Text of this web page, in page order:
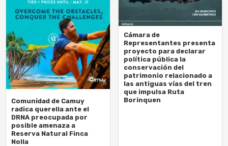
Comunidad de Camuy
radica querella ante el
DRNA preocupada por
posible amenaza a
Reserva Natural Finca
Nolla
Cámara de
Representantes presenta
proyecto para declarar
política pública la
conservación del
patrimonio relacionado a
las antiguas vías del tren
que impulsa Ruta
Borinquen